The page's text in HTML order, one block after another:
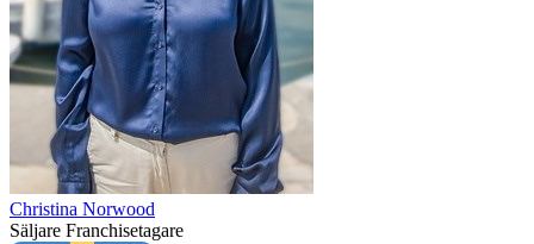
Christina Norwood
Säljare Franchisetagare